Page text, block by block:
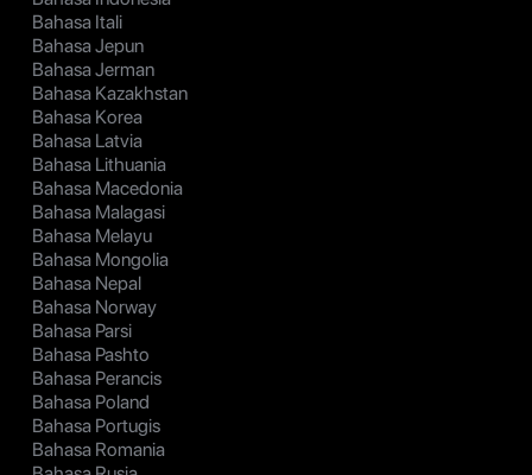
Bahasa Itali
Bahasa Jepun
Bahasa Jerman
Bahasa Kazakhstan
Bahasa Korea
Bahasa Latvia
Bahasa Lithuania
Bahasa Macedonia
Bahasa Malagasi
Bahasa Melayu
Bahasa Mongolia
Bahasa Nepal
Bahasa Norway
Bahasa Parsi
Bahasa Pashto
Bahasa Perancis
Bahasa Poland
Bahasa Portugis
Bahasa Romania